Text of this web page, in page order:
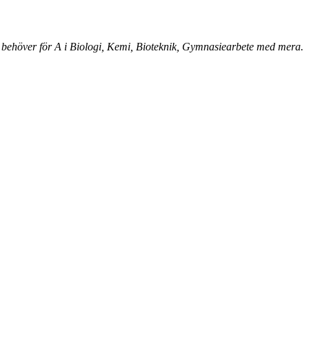
för A i Biologi, Kemi, Bioteknik, Gymnasiearbete med mera.